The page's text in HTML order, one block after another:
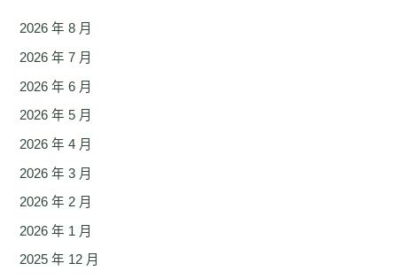
2026 年 8 月
2026 年 7 月
2026 年 6 月
2026 年 5 月
2026 年 4 月
2026 年 3 月
2026 年 2 月
2026 年 1 月
2025 年 12 月